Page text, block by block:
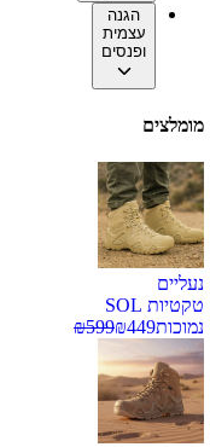
הגנה
עצמית
ופנסים
מומלצים
נעליים
טקטיות SOL
נמוכות
₪449
₪599